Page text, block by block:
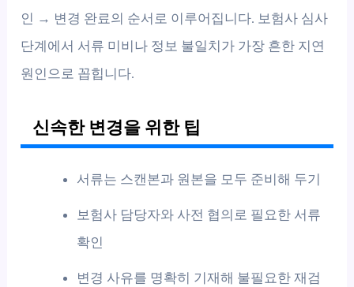
인 → 변경 완료의 순서로 이루어집니다. 보험사 심사
단계에서 서류 미비나 정보 불일치가 가장 흔한 지연
원인으로 꼽힙니다.
신속한 변경을 위한 팁
서류는 스캔본과 원본을 모두 준비해 두기
보험사 담당자와 사전 협의로 필요한 서류
확인
변경 사유를 명확히 기재해 불필요한 재검